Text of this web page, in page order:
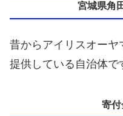
宮城県角
昔からアイリスオーヤ
提供している自治体で
寄